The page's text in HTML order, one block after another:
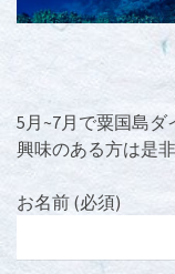
5月~7月で粟国島ダ
興味のある方は是
お名前 (必須)